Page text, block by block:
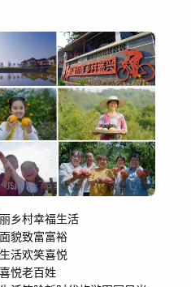
乡村幸福生活
貌致富富裕
活欢笑喜悦
悦老百姓